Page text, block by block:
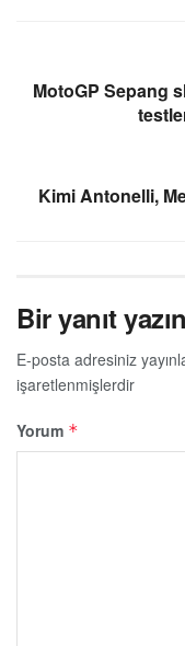
MotoGP Sepang
Kimi Antonelli,
Bir yanıt yazın
E-posta adresiniz
işaretlenmişlerdir
Yorum *